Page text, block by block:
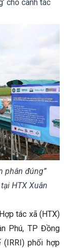
cho canh tác
phân đúng”
HTX Xuân
tác xã (HTX)
Phú, TP Đồng
(IRRI) phối hợp